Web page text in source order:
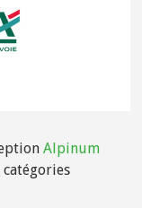
Alpinum
catégories